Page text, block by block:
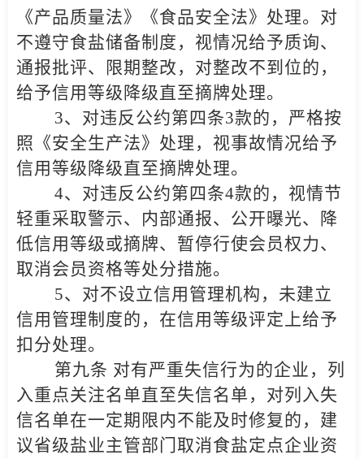
《产品质量法》《食品安全法》处理。对
不遵守食盐储备制度，视情况给予质询、
通报批评、限期整改，对整改不到位的，
给予信用等级降级直至摘牌处理。
3、对违反公约第四条3款的，严格按
照《安全生产法》处理，视事故情况给予
信用等级降级直至摘牌处理。
4、对违反公约第四条4款的，视情节
轻重采取警示、内部通报、公开曝光、降
低信用等级或摘牌、暂停行使会员权力、
取消会员资格等处分措施。
5、对不设立信用管理机构，未建立
信用管理制度的，在信用等级评定上给予
扣分处理。
第九条 对有严重失信行为的企业，列
入重点关注名单直至失信名单，对列入失
信名单在一定期限内不能及时修复的，建
议省级盐业主管部门取消食盐定点企业资